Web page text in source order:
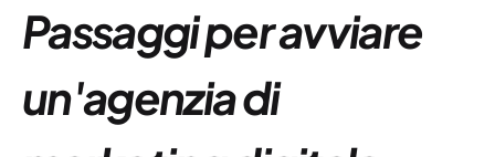
Passaggi per avviare
un'agenzia di